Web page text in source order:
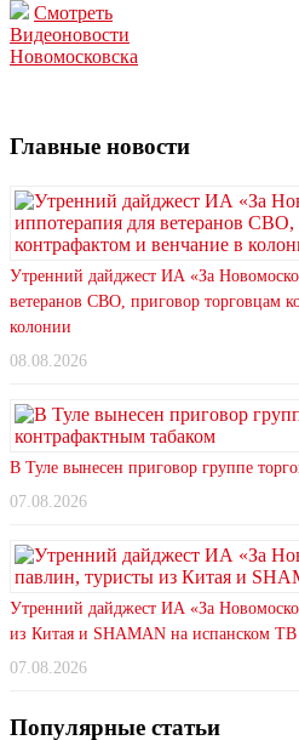
Смотреть
Видеоновости
Новомосковска
Главные новости
Утренний дайджест ИА «За
ветеранов СВО, приговор торговцам
колонии
08.08.2026
В Туле вынесен приговор группе
07.08.2026
Утренний дайджест ИА «За
из Китая и SHAMAN на испанском ТВ
07.08.2026
Популярные статьи